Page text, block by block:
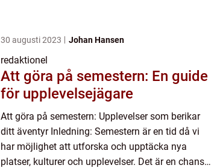
30 augusti 2023 Johan Hansen
redaktionel
Att göra på semestern: En guide
för upplevelsejägare
Att göra på semestern: Upplevelser som berikar
ditt äventyr Inledning: Semestern är en tid då vi
har möjlighet att utforska och upptäcka nya
platser, kulturer och upplevelser. Det är en chans